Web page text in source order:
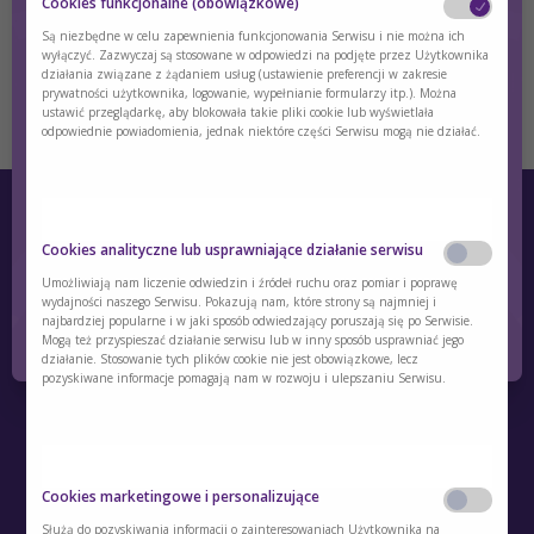
dietetyki?
Tak Nie
O Akademii
Regulamin
Są niezbędne w celu zapewnienia funkcjonowania Serwisu i nie można ich
wyłączyć. Zazwyczaj są stosowane w odpowiedzi na podjęte przez Użytkownika
działania związane z żądaniem usług (ustawienie preferencji w zakresie
prywatności użytkownika, logowanie, wypełnianie formularzy itp.). Można
ustawić przeglądarkę, aby blokowała takie pliki cookie lub wyświetlała
odpowiednie powiadomienia, jednak niektóre części Serwisu mogą nie działać.
Cookies analityczne lub usprawniające działanie serwisu
Umożliwiają nam liczenie odwiedzin i źródeł ruchu oraz pomiar i poprawę
wydajności naszego Serwisu. Pokazują nam, które strony są najmniej i
najbardziej popularne i w jaki sposób odwiedzający poruszają się po Serwisie.
Mogą też przyspieszać działanie serwisu lub w inny sposób usprawniać jego
działanie. Stosowanie tych plików cookie nie jest obowiązkowe, lecz
pozyskiwane informacje pomagają nam w rozwoju i ulepszaniu Serwisu.
Cookies marketingowe i personalizujące
Służą do pozyskiwania informacji o zainteresowaniach Użytkownika na